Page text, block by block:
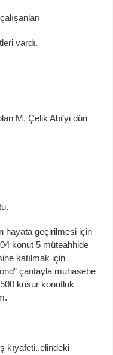
çalışanları
vardı.
M. Çelik Abi’yi dün
hayata geçirilmesi için
konut 5 müteahhide
katılmak için
” çantayla muhasebe
küsur konutluk
kıyafeti..elindeki